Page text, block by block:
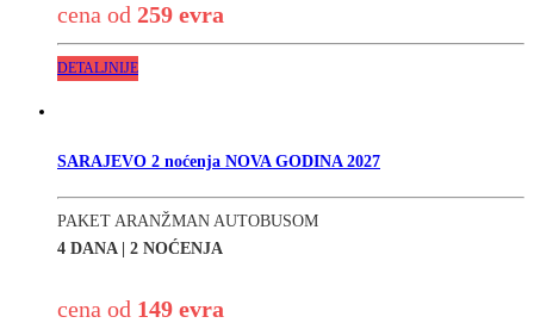
cena od 259 evra
DETALJNIJE
SARAJEVO 2 noćenja NOVA GODINA 2027
PAKET ARANŽMAN AUTOBUSOM
4 DANA | 2 NOĆENJA
cena od 149 evra